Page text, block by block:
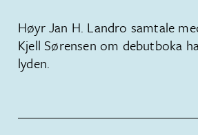
Høyr Jan H. Landro samtale
Kjell Sørensen om debutboka
lyden.